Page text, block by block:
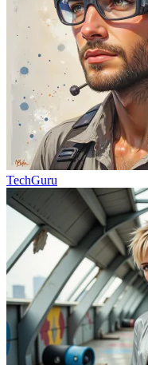
TechGuru